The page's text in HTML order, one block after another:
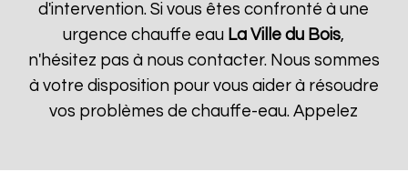
d'intervention. Si vous êtes confronté à une
urgence chauffe eau La Ville du Bois,
n'hésitez pas à nous contacter. Nous sommes
à votre disposition pour vous aider à résoudre
vos problèmes de chauffe-eau. Appelez